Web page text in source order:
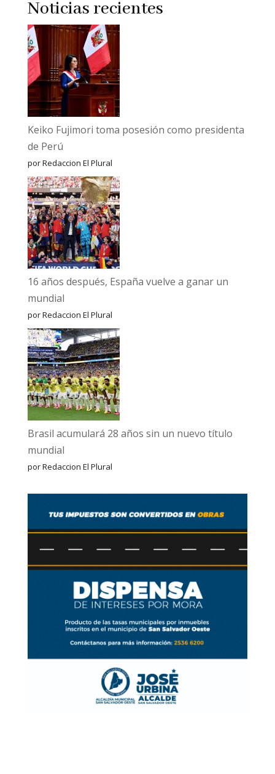
Noticias recientes
Keiko Fujimori toma posesión como presidenta
de Perú
por Redaccion El Plural
16 años después, España vuelve a ganar un
mundial
por Redaccion El Plural
Brasil acumulará 28 años sin un nuevo título
mundial
por Redaccion El Plural